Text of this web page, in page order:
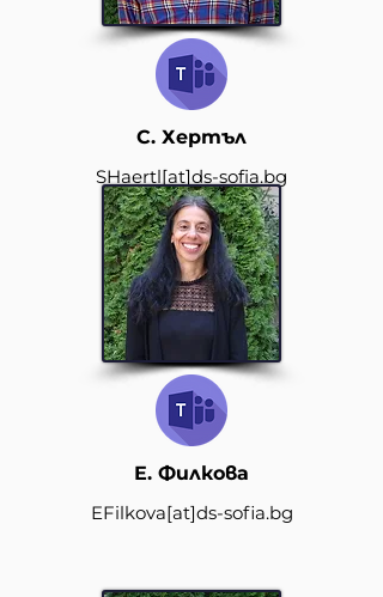
С. Хертъл
SHaertl[at]ds-sofia.bg
Е. Филкова
EFilkova[at]ds-sofia.bg